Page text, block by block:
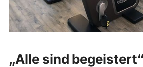
„Alle sind begeistert“